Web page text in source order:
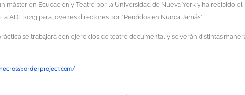
máster en Educación y Teatro por la Universidad de Nueva York y ha recibido el
ADE 2013 para jóvenes directores por *Perdidos en Nunca Jamás*.
se trabajará con ejercicios de teatro documental y se verán distintas